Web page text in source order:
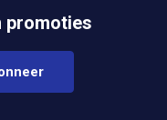
promoties